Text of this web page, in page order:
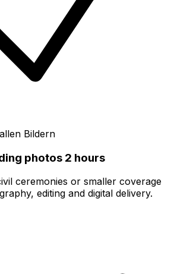
Bildern
photos 2 hours
ceremonies or smaller coverage
editing and digital delivery.